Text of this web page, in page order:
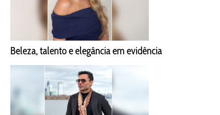
Beleza, talento e elegância em evidência